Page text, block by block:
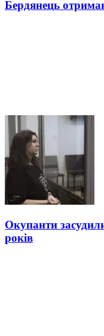
Бердянець
Окупанти
років